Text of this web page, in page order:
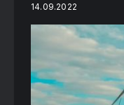
14.09.2022